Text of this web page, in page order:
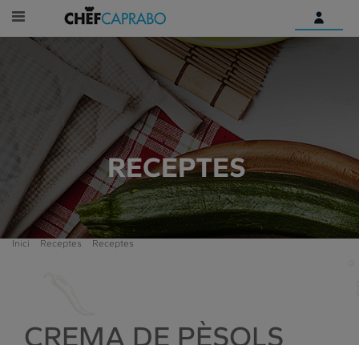
Identifica't
Encara no tens un compte
digital?
Comença aquí
RECEPTES
Inici Receptes Receptes
CREMA DE PÈSOLS